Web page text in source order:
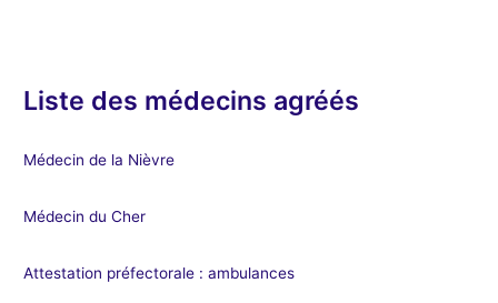
Liste des médecins agréés
Médecin de la Nièvre
Médecin du Cher
Attestation préfectorale : ambulances